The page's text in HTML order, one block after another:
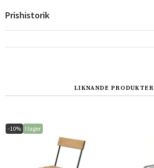
Prishistorik
LIKNANDE PRODUKTER
-10% I lager